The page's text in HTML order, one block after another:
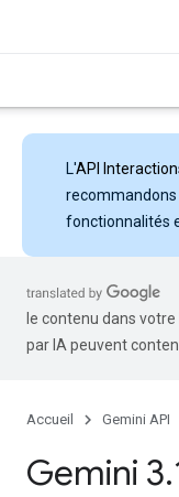
L'API
recommandons
fonctionnalités
le contenu dans
par IA peuvent
Accueil Gemini API
Gemini 3.